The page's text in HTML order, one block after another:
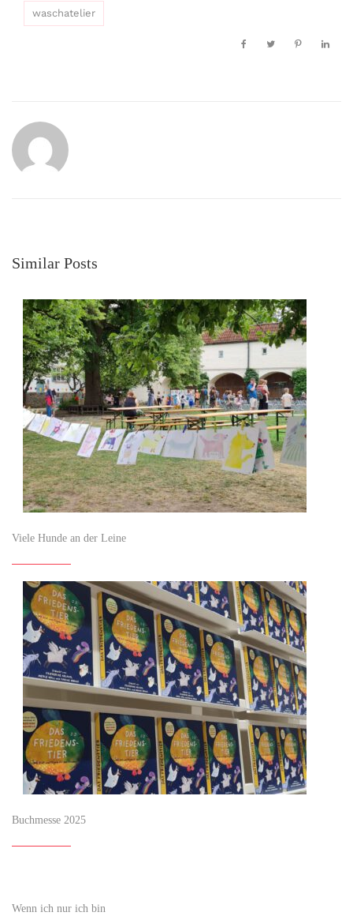
waschatelier
Similar Posts
Viele Hunde an der Leine
Buchmesse 2025
Wenn ich nur ich bin